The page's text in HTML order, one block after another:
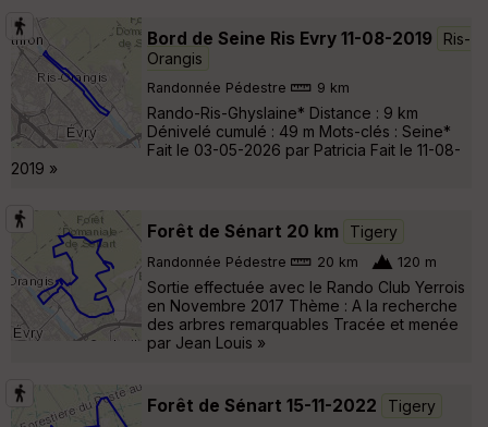
Bord de Seine Ris Evry 11-08-2019
Ris-
Orangis
Randonnée Pédestre 9 km
Rando-Ris-Ghyslaine* Distance : 9 km
Dénivelé cumulé : 49 m Mots-clés : Seine*
Fait le 03-05-2026 par Patricia Fait le 11-08-
2019 »
Forêt de Sénart 20 km Tigery
Randonnée Pédestre 20 km 120 m
Sortie effectuée avec le Rando Club Yerrois
en Novembre 2017 Thème : A la recherche
des arbres remarquables Tracée et menée
par Jean Louis »
Forêt de Sénart 15-11-2022 Tigery